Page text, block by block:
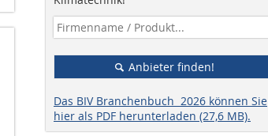
Anbieter finden!
Das BIV Branchenbuch 2026 können Sie
hier als PDF herunterladen (27,6 MB).